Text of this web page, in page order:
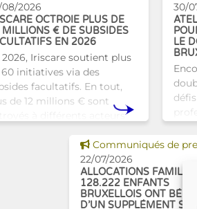
2026
OCTROIE PLUS DE
MILLIONS € DE SUBSIDES
EN 2026
2026, Iriscare soutient plus
initiatives via des
facultatifs. En tout,
de 12 millions € sont
30/
LE
dest
Voir cette news
Communiqués de
22/07/2026
ALLOCATIONS
128.222 ENFANTS
BRUXELLOIS ONT
D’UN SUPPLÉMENT